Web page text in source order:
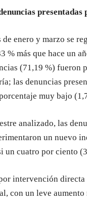
presentadas
de enero y marzo se
% más que hace un
(71,19 %) fueron
las denuncias
muy bajo
analizado, las
un nuevo
un cuatro por ciento
intervención
con un leve